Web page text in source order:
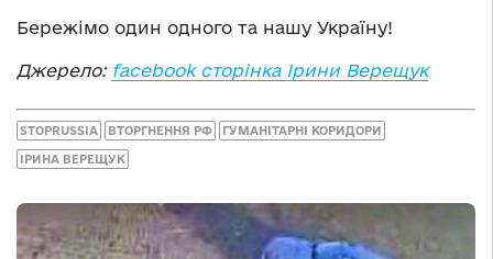
Бережімо один одного та нашу Україну!
Джерело: facebook сторінка Ірини Верещук
STOPRUSSIA ВТОРГНЕННЯ РФ ГУМАНІТАРНІ КОРИДОРИ
ІРИНА ВЕРЕЩУК